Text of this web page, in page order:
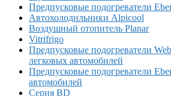
Предпусковые подогреватели
Автохолодильники Alpicool
Воздушный отопитель Planar
Vitrifrigo
Предпусковые подогреватели
легковых автомобилей
Предпусковые подогреватели
автомобилей
Серия BD